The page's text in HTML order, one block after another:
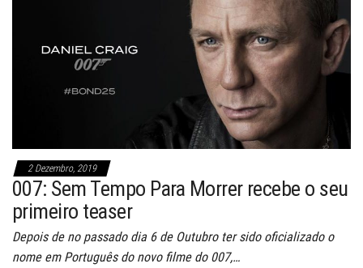
2 Dezembro, 2019
007: Sem Tempo Para Morrer recebe o seu
primeiro teaser
Depois de no passado dia 6 de Outubro ter sido oficializado o
nome em Português do novo filme do 007,…